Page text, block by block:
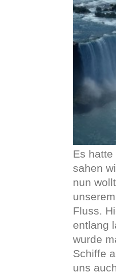
Es
sahen
nun
Fluss.
entlang
wurde
Schiffe
uns